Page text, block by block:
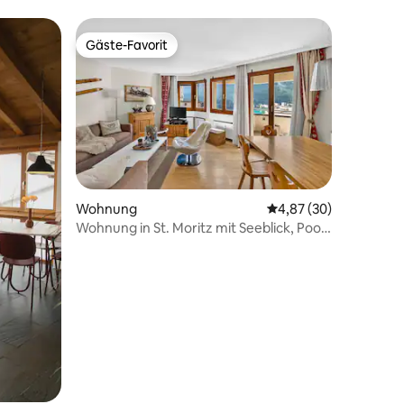
Bewertungen
Gäste-Favorit
Gäste-Favorit
Wohnung Durchschnittliche
4,87 (30)
Wohnung in St. Moritz mit Seeblick, Pool